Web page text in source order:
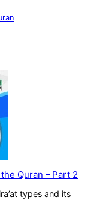
Quran – Part 2
types and its